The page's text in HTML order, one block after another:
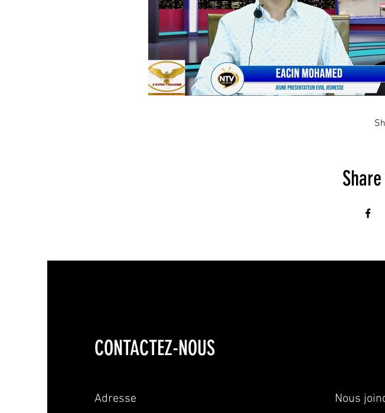
CONTACTEZ-NOUS
Adresse Nous